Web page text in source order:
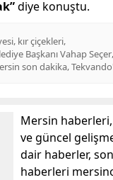
diye konuştu.
kır çiçekleri
Başkanı Vahap Seçer
son dakika
Mersin
ve güncel
dair haberler,
haberleri